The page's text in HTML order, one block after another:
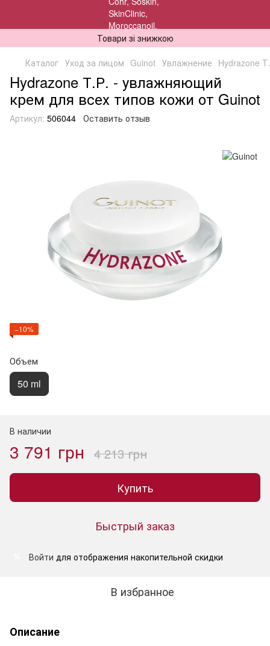
Товари зі знижкою
Каталог Уход за лицом Guinot Увлажнение Hydrazone
Hydrazone Т.Р. - увлажняющий
крем для всех типов кожи от Guinot
Артикул: 506044 Оставить отзыв
−10%
Объем
50 ml
В наличии
3 791 грн 4 213 грн
Купить
Быстрый заказ
Войти для отображения накопительной скидки
В избранное
Описание